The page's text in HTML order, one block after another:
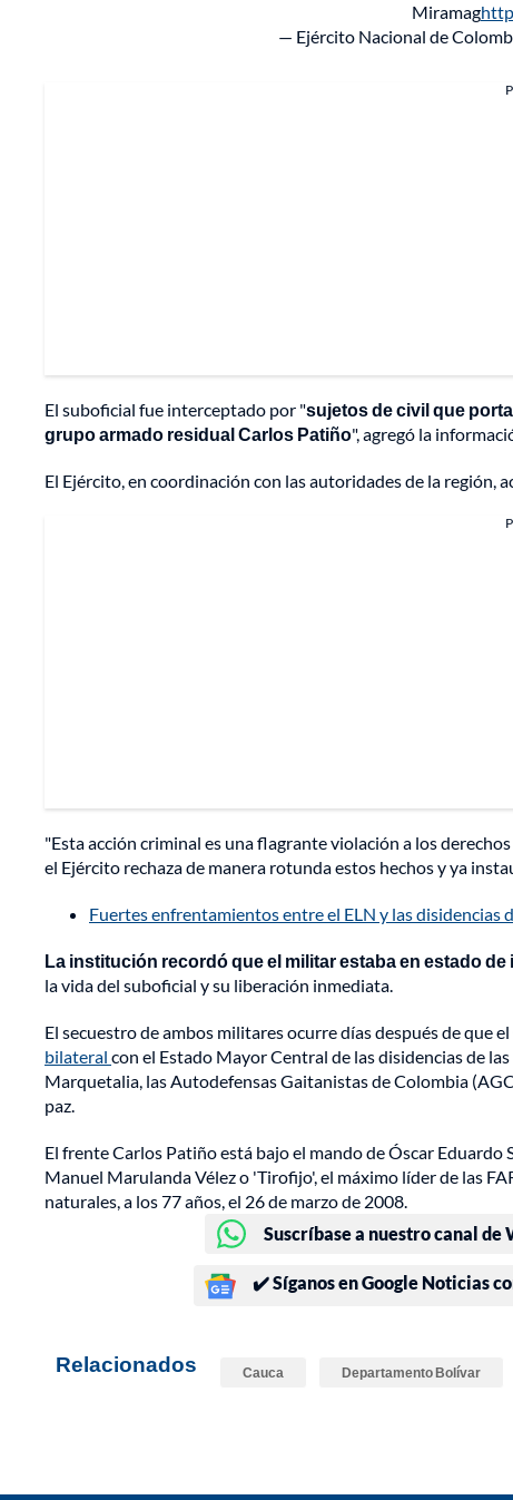
Miramag
— Ejército Nacional de
El suboficial fue interceptado por "sujetos de civil que
grupo armado residual Carlos Patiño", agregó la
El Ejército, en coordinación con las autoridades de la región,
"Esta acción criminal es una flagrante violación a los
el Ejército rechaza de manera rotunda estos hechos y ya
Fuertes enfrentamientos entre el ELN y las disidencias
La institución recordó que el militar estaba en estado
la vida del suboficial y su liberación inmediata.
El secuestro de ambos militares ocurre días después de que
bilateral con el Estado Mayor Central de las disidencias de
Marquetalia, las Autodefensas Gaitanistas de Colombia
paz.
El frente Carlos Patiño está bajo el mando de Óscar Eduardo
Manuel Marulanda Vélez o 'Tirofijo', el máximo líder de las
naturales, a los 77 años, el 26 de marzo de 2008.
Suscríbase a nuestro canal de
✔️ Síganos en Google Noticias
Relacionados Cauca Departamento Bolívar